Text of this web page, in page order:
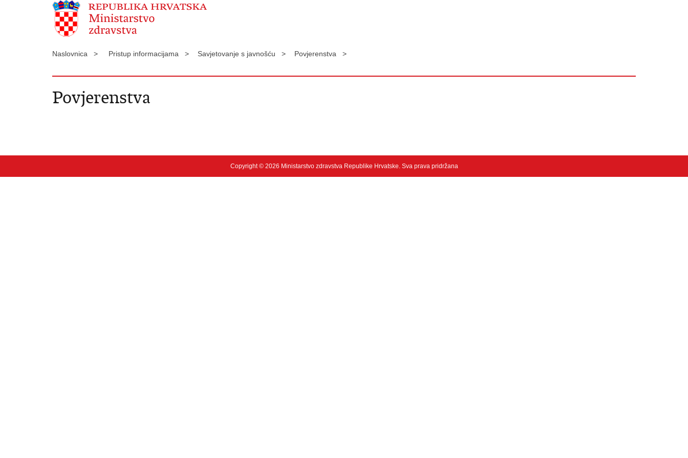
Naslovnica > Pristup informacijama > Savjetovanje s javnošću > Povjerenstva >
Povjerenstva
Copyright © 2026 Ministarstvo zdravstva Republike Hrvatske. Sva prava pridržana